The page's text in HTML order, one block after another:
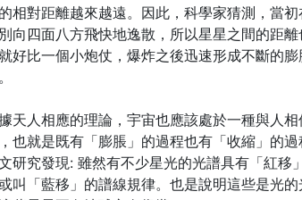
相對距離越來越遠。因此，科學家猜測，當
向四面八方飛快地逸散，所以星星之間的距
好比一個小炮仗，爆炸之後迅速形成不斷的
天人相應的理論，宇宙也應該處於一種與人
也就是既有「膨脹」的過程也有「收縮」的
研究發現: 雖然有不少星光的光譜具有「紅
或叫「藍移」的譜線規律。也是說明這些是光